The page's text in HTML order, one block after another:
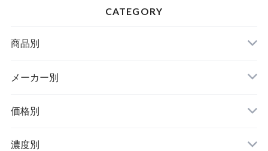
CATEGORY
商品別
メーカー別
価格別
濃度別